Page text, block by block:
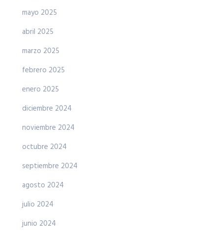
mayo 2025
abril 2025
marzo 2025
febrero 2025
enero 2025
diciembre 2024
noviembre 2024
octubre 2024
septiembre 2024
agosto 2024
julio 2024
junio 2024